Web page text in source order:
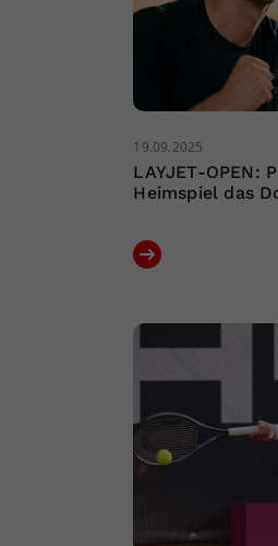
19.09.2025
LAYJET-OPEN:
Heimspiel das